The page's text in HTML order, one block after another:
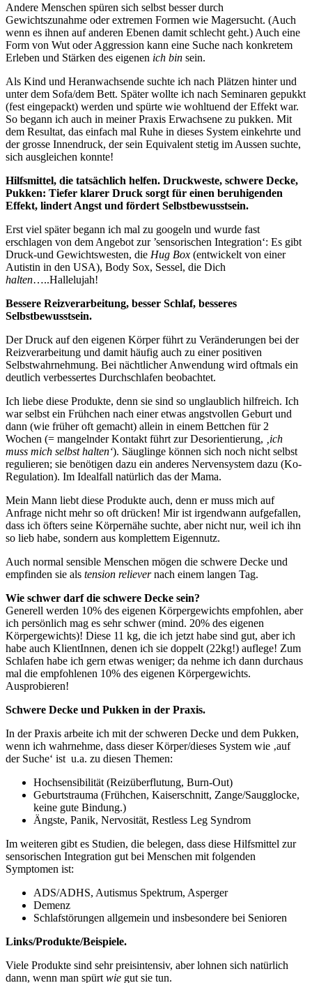
Andere Menschen spüren sich selbst besser durch
Gewichtszunahme oder extremen Formen wie Magersucht. (Auch
wenn es ihnen auf anderen Ebenen damit schlecht geht.) Auch eine
Form von Wut oder Aggression kann eine Suche nach konkretem
Erleben und Stärken des eigenen ich bin sein.
Als Kind und Heranwachsende suchte ich nach Plätzen hinter und
unter dem Sofa/dem Bett. Später wollte ich nach Seminaren gepukkt
(fest eingepackt) werden und spürte wie wohltuend der Effekt war.
So begann ich auch in meiner Praxis Erwachsene zu pukken. Mit
dem Resultat, das einfach mal Ruhe in dieses System einkehrte und
der grosse Innendruck, der sein Equivalent stetig im Aussen suchte,
sich ausgleichen konnte!
Hilfsmittel, die tatsächlich helfen. Druckweste, schwere Decke,
Pukken: Tiefer klarer Druck sorgt für einen beruhigenden
Effekt, lindert Angst und fördert Selbstbewusstsein.
Erst viel später begann ich mal zu googeln und wurde fast
erschlagen von dem Angebot zur ’sensorischen Integration‘: Es gibt
Druck-und Gewichtswesten, die Hug Box (entwickelt von einer
Autistin in den USA), Body Sox, Sessel, die Dich
halten…..Hallelujah!
Bessere Reizverarbeitung, besser Schlaf, besseres
Selbstbewusstsein.
Der Druck auf den eigenen Körper führt zu Veränderungen bei der
Reizverarbeitung und damit häufig auch zu einer positiven
Selbstwahrnehmung. Bei nächtlicher Anwendung wird oftmals ein
deutlich verbessertes Durchschlafen beobachtet.
Ich liebe diese Produkte, denn sie sind so unglaublich hilfreich. Ich
war selbst ein Frühchen nach einer etwas angstvollen Geburt und
dann (wie früher oft gemacht) allein in einem Bettchen für 2
Wochen (= mangelnder Kontakt führt zur Desorientierung,
‚ich
muss mich selbst halten‘). Säuglinge können sich noch nicht selbst
regulieren; sie benötigen dazu ein anderes Nervensystem dazu (Ko-
Regulation). Im Idealfall natürlich das der Mama.
Mein Mann liebt diese Produkte auch, denn er muss mich auf
Anfrage nicht mehr so oft drücken! Mir ist irgendwann aufgefallen,
dass ich öfters seine Körpernähe suchte, aber nicht nur, weil ich ihn
so lieb habe, sondern aus komplettem Eigennutz.
Auch normal sensible Menschen mögen die schwere Decke und
empfinden sie als tension relievernach einem langen Tag.
Wie schwer darf die schwere Decke sein?
Generell werden 10% des eigenen Körpergewichts empfohlen, aber
ich persönlich mag es sehr schwer (mind. 20% des eigenen
Körpergewichts)! Diese 11 kg, die ich jetzt habe sind gut, aber ich
habe auch KlientInnen, denen ich sie doppelt (22kg!) auflege! Zum
Schlafen habe ich gern etwas weniger; da nehme ich dann durchaus
mal die empfohlenen 10% des eigenen Körpergewichts.
Ausprobieren!
Schwere Decke und Pukken in der Praxis.
In der Praxis arbeite ich mit der schweren Decke und dem Pukken,
wenn ich wahrnehme, dass dieser Körper/dieses System wie ‚auf
der Suche‘ ist u.a. zu diesen Themen:
Hochsensibilität (Reizüberflutung, Burn-Out)
Geburtstrauma (Frühchen, Kaiserschnitt, Zange/Saugglocke,
keine gute Bindung.)
Ängste, Panik, Nervosität, Restless Leg Syndrom
Im weiteren gibt es Studien, die belegen, dass diese Hilfsmittel zur
sensorischen Integration gut bei Menschen mit folgenden
Symptomen ist:
ADS/ADHS, Autismus Spektrum, Asperger
Demenz
Schlafstörungen allgemein und insbesondere bei Senioren
Links/Produkte/Beispiele.
Viele Produkte sind sehr preisintensiv, aber lohnen sich natürlich
dann, wenn man spürt wie gut sie tun.